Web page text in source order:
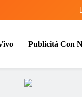
las 24
Publicitá Con